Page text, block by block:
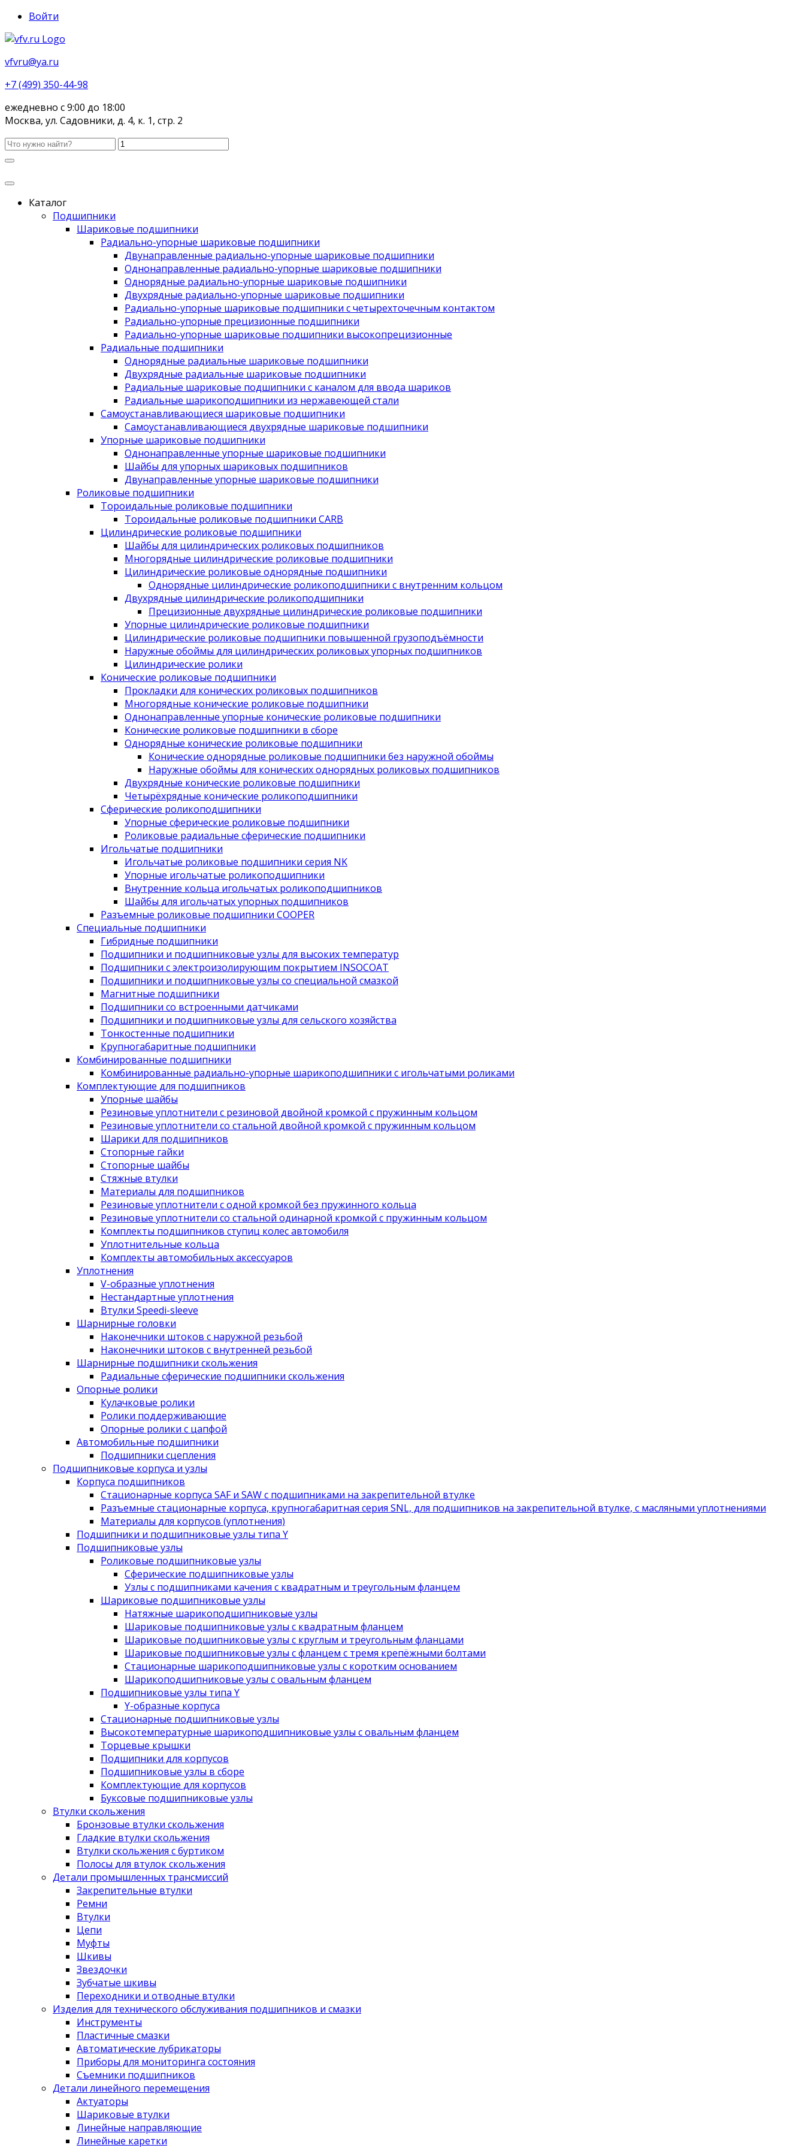
Войти
vfvru@ya.ru
+7 (499) 350-44-98
ежедневно с 9:00 до 18:00
Москва, ул. Садовники, д. 4, к. 1, стр. 2
Каталог
Подшипники
Шариковые подшипники
Радиально-упорные шариковые подшипники
Двунаправленные радиально-упорные шариковые подшипники
Однонаправленные радиально-упорные шариковые подшипники
Однорядные радиально-упорные шариковые подшипники
Двухрядные радиально-упорные шариковые подшипники
Радиально-упорные шариковые подшипники с четырехточечным контактом
Радиально-упорные прецизионные подшипники
Радиально-упорные шариковые подшипники высокопрецизионные
Радиальные подшипники
Однорядные радиальные шариковые подшипники
Двухрядные радиальные шариковые подшипники
Радиальные шариковые подшипники с каналом для ввода шариков
Радиальные шарикоподшипники из нержавеющей стали
Самоустанавливающиеся шариковые подшипники
Самоустанавливающиеся двухрядные шариковые подшипники
Упорные шариковые подшипники
Однонаправленные упорные шариковые подшипники
Шайбы для упорных шариковых подшипников
Двунаправленные упорные шариковые подшипники
Роликовые подшипники
Тороидальные роликовые подшипники
Тороидальные роликовые подшипники CARB
Цилиндрические роликовые подшипники
Шайбы для цилиндрических роликовых подшипников
Многорядные цилиндрические роликовые подшипники
Цилиндрические роликовые однорядные подшипники
Однорядные цилиндрические роликоподшипники с внутренним кольцом
Двухрядные цилиндрические роликоподшипники
Прецизионные двухрядные цилиндрические роликовые подшипники
Упорные цилиндрические роликовые подшипники
Цилиндрические роликовые подшипники повышенной грузоподъёмности
Наружные обоймы для цилиндрических роликовых упорных подшипников
Цилиндрические ролики
Конические роликовые подшипники
Прокладки для конических роликовых подшипников
Многорядные конические роликовые подшипники
Однонаправленные упорные конические роликовые подшипники
Конические роликовые подшипники в сборе
Однорядные конические роликовые подшипники
Конические однорядные роликовые подшипники без наружной обоймы
Наружные обоймы для конических однорядных роликовых подшипников
Двухрядные конические роликовые подшипники
Четырёхрядные конические роликоподшипники
Сферические роликоподшипники
Упорные сферические роликовые подшипники
Роликовые радиальные сферические подшипники
Игольчатые подшипники
Игольчатые роликовые подшипники серия NK
Упорные игольчатые роликоподшипники
Внутренние кольца игольчатых роликоподшипников
Шайбы для игольчатых упорных подшипников
Разъемные роликовые подшипники COOPER
Специальные подшипники
Гибридные подшипники
Подшипники и подшипниковые узлы для высоких температур
Подшипники с электроизолирующим покрытием INSOCOAT
Подшипники и подшипниковые узлы со специальной смазкой
Магнитные подшипники
Подшипники со встроенными датчиками
Подшипники и подшипниковые узлы для сельского хозяйства
Тонкостенные подшипники
Крупногабаритные подшипники
Комбинированные подшипники
Комбинированные радиально-упорные шарикоподшипники с игольчатыми роликами
Комплектующие для подшипников
Упорные шайбы
Резиновые уплотнители с резиновой двойной кромкой с пружинным кольцом
Резиновые уплотнители со стальной двойной кромкой с пружинным кольцом
Шарики для подшипников
Стопорные гайки
Стопорные шайбы
Стяжные втулки
Материалы для подшипников
Резиновые уплотнители с одной кромкой без пружинного кольца
Резиновые уплотнители со стальной одинарной кромкой с пружинным кольцом
Комплекты подшипников ступиц колес автомобиля
Уплотнительные кольца
Комплекты автомобильных аксессуаров
Уплотнения
V-образные уплотнения
Нестандартные уплотнения
Втулки Speedi-sleeve
Шарнирные головки
Наконечники штоков с наружной резьбой
Наконечники штоков с внутренней резьбой
Шарнирные подшипники скольжения
Радиальные сферические подшипники скольжения
Опорные ролики
Кулачковые ролики
Ролики поддерживающие
Опорные ролики с цапфой
Автомобильные подшипники
Подшипники сцепления
Подшипниковые корпуса и узлы
Корпуса подшипников
Стационарные корпуса SAF и SAW с подшипниками на закрепительной втулке
Разъемные стационарные корпуса, крупногабаритная серия SNL, для подшипников на закрепительной втулке, с масляными уплотнениями
Материалы для корпусов (уплотнения)
Подшипники и подшипниковые узлы типа Y
Подшипниковые узлы
Роликовые подшипниковые узлы
Сферические подшипниковые узлы
Узлы с подшипниками качения с квадратным и треугольным фланцем
Шариковые подшипниковые узлы
Натяжные шарикоподшипниковые узлы
Шариковые подшипниковые узлы с квадратным фланцем
Шариковые подшипниковые узлы с круглым и треугольным фланцами
Шариковые подшипниковые узлы с фланцем с тремя крепёжными болтами
Стационарные шарикоподшипниковые узлы с коротким основанием
Шарикоподшипниковые узлы с овальным фланцем
Подшипниковые узлы типа Y
Y-образные корпуса
Стационарные подшипниковые узлы
Высокотемпературные шарикоподшипниковые узлы с овальным фланцем
Торцевые крышки
Подшипники для корпусов
Подшипниковые узлы в сборе
Комплектующие для корпусов
Буксовые подшипниковые узлы
Втулки скольжения
Бронзовые втулки скольжения
Гладкие втулки скольжения
Втулки скольжения с буртиком
Полосы для втулок скольжения
Детали промышленных трансмиссий
Закрепительные втулки
Ремни
Втулки
Цепи
Муфты
Шкивы
Звездочки
Зубчатые шкивы
Переходники и отводные втулки
Изделия для технического обслуживания подшипников и смазки
Инструменты
Пластичные смазки
Автоматические лубрикаторы
Приборы для мониторинга состояния
Съемники подшипников
Детали линейного перемещения
Актуаторы
Шариковые втулки
Линейные направляющие
Линейные каретки